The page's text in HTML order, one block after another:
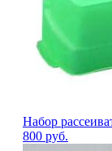
Набор
800 руб.